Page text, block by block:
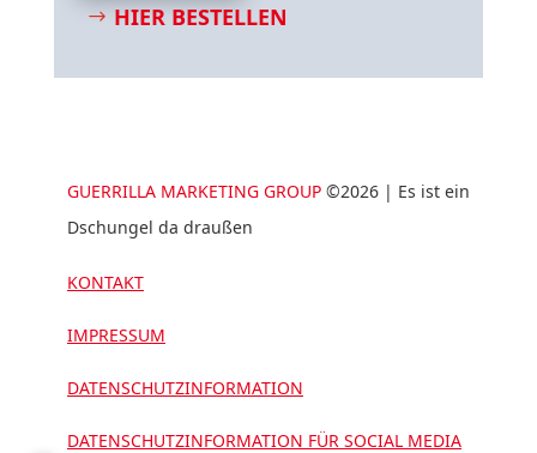
HIER BESTELLEN
GUERRILLA MARKETING GROUP ©2026 | Es ist ein
Dschungel da draußen
KONTAKT
IMPRESSUM
DATENSCHUTZINFORMATION
DATENSCHUTZINFORMATION FÜR SOCIAL MEDIA